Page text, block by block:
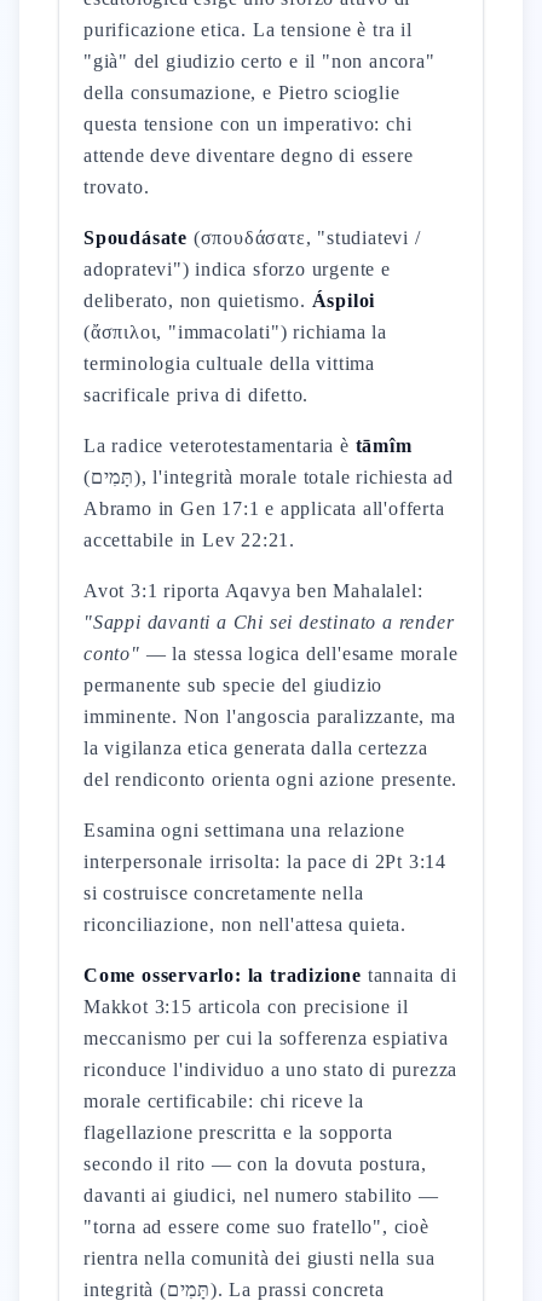
purificazione etica. La tensione è tra il
"già" del giudizio certo e il "non ancora"
della consumazione, e Pietro scioglie
questa tensione con un imperativo: chi
attende deve diventare degno di essere
trovato.
Spoudásate (σπουδάσατε, "studiatevi /
adopratevi") indica sforzo urgente e
deliberato, non quietismo. Áspiloi
(ἄσπιλοι, "immacolati") richiama la
terminologia cultuale della vittima
sacrificale priva di difetto.
La radice veterotestamentaria è tāmîm
(תָּמִים), l'integrità morale totale richiesta ad
Abramo in Gen 17:1 e applicata all'offerta
accettabile in Lev 22:21.
Avot 3:1 riporta Aqavya ben Mahalalel:
"Sappi davanti a Chi sei destinato a render
conto" — la stessa logica dell'esame morale
permanente sub specie del giudizio
imminente. Non l'angoscia paralizzante, ma
la vigilanza etica generata dalla certezza
del rendiconto orienta ogni azione presente.
Esamina ogni settimana una relazione
interpersonale irrisolta: la pace di 2Pt 3:14
si costruisce concretamente nella
riconciliazione, non nell'attesa quieta.
Come osservarlo: la tradizione tannaita di
Makkot 3:15 articola con precisione il
meccanismo per cui la sofferenza espiativa
riconduce l'individuo a uno stato di purezza
morale certificabile: chi riceve la
flagellazione prescritta e la sopporta
secondo il rito — con la dovuta postura,
davanti ai giudici, nel numero stabilito —
"torna ad essere come suo fratello", cioè
rientra nella comunità dei giusti nella sua
integrità (תָּמִים). La prassi concreta